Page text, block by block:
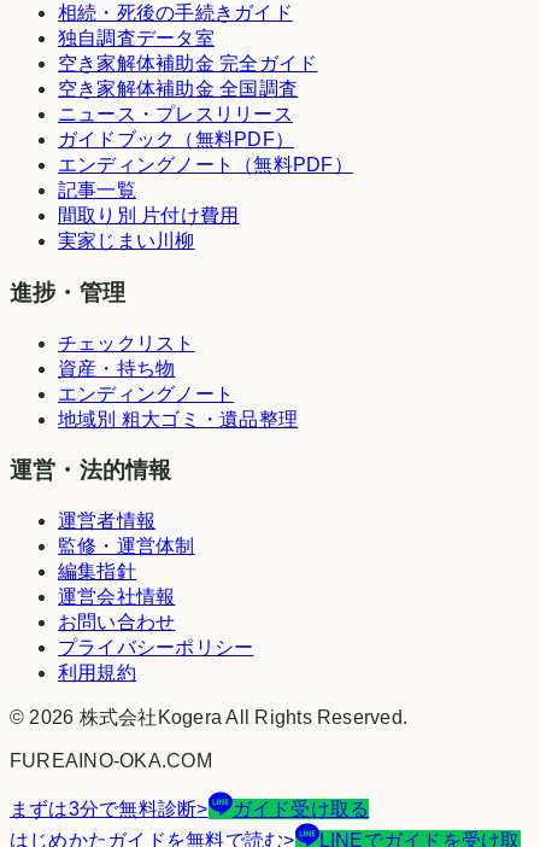
相続・死後の手続きガイド
独自調査データ室
空き家解体補助金 完全ガイド
空き家解体補助金 全国調査
ニュース・プレスリリース
ガイドブック（無料PDF）
エンディングノート（無料PDF）
記事一覧
間取り別 片付け費用
実家じまい川柳
進捗・管理
チェックリスト
資産・持ち物
エンディングノート
地域別 粗大ゴミ・遺品整理
運営・法的情報
運営者情報
監修・運営体制
編集指針
運営会社情報
お問い合わせ
プライバシーポリシー
利用規約
© 2026 株式会社Kogera All Rights Reserved.
FUREAINO-OKA.COM
まずは3分で無料診断>
ガイド受け取る
はじめかたガイドを無料で読む> LINEでガイドを受け取